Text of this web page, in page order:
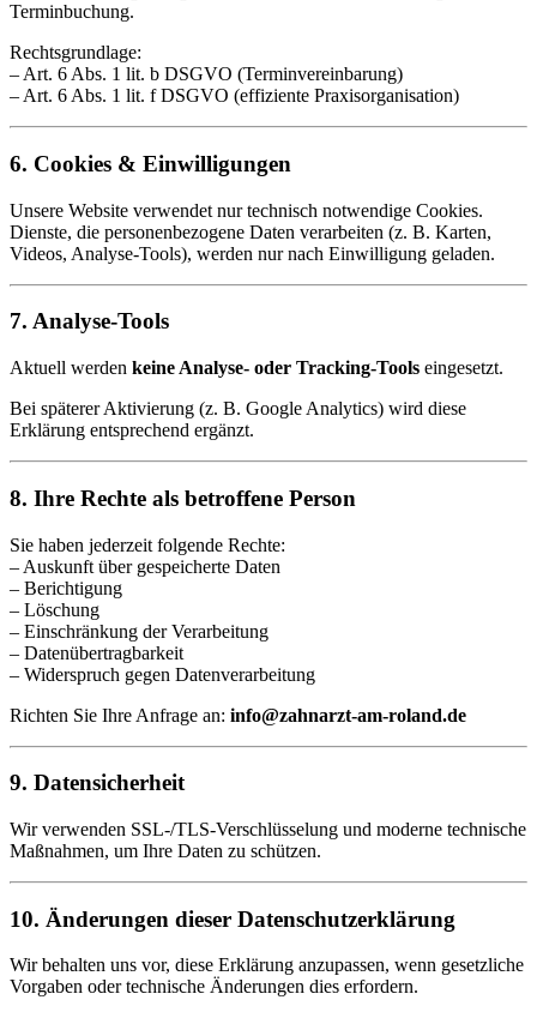
Terminbuchung.
Rechtsgrundlage:
– Art. 6 Abs. 1 lit. b DSGVO (Terminvereinbarung)
– Art. 6 Abs. 1 lit. f DSGVO (effiziente Praxisorganisation)
6. Cookies & Einwilligungen
Unsere Website verwendet nur technisch notwendige Cookies.
Dienste, die personenbezogene Daten verarbeiten (z. B. Karten,
Videos, Analyse-Tools), werden nur nach Einwilligung geladen.
7. Analyse-Tools
Aktuell werden keine Analyse- oder Tracking-Tools eingesetzt.
Bei späterer Aktivierung (z. B. Google Analytics) wird diese
Erklärung entsprechend ergänzt.
8. Ihre Rechte als betroffene Person
Sie haben jederzeit folgende Rechte:
– Auskunft über gespeicherte Daten
– Berichtigung
– Löschung
– Einschränkung der Verarbeitung
– Datenübertragbarkeit
– Widerspruch gegen Datenverarbeitung
Richten Sie Ihre Anfrage an: info@zahnarzt-am-roland.de
9. Datensicherheit
Wir verwenden SSL-/TLS-Verschlüsselung und moderne technische
Maßnahmen, um Ihre Daten zu schützen.
10. Änderungen dieser Datenschutzerklärung
Wir behalten uns vor, diese Erklärung anzupassen, wenn gesetzliche
Vorgaben oder technische Änderungen dies erfordern.